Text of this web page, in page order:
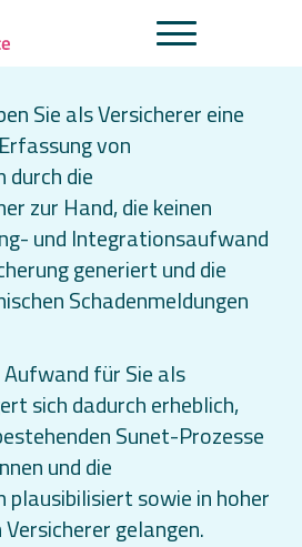
Sie als Versicherer eine
von
durch die
zur Hand, die keinen
und Integrationsaufwand
generiert und die
Schadenmeldungen
für Sie als
sich dadurch erheblich,
Sunet-Prozesse
und die
plausibilisiert sowie in hoher
gelangen.